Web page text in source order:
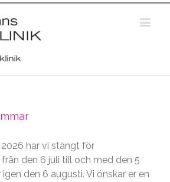
har vi stängt för
den 6 juli till och med den 5
den 6 augusti. Vi önskar er en